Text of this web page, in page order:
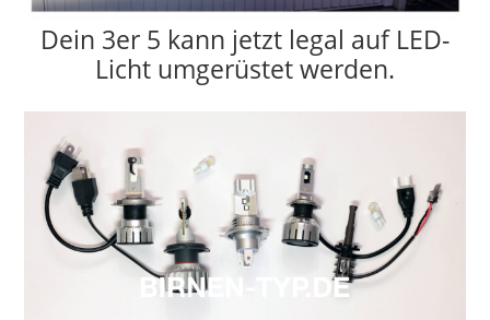
Dein 3er 5 kann jetzt legal auf LED-
Licht umgerüstet werden.